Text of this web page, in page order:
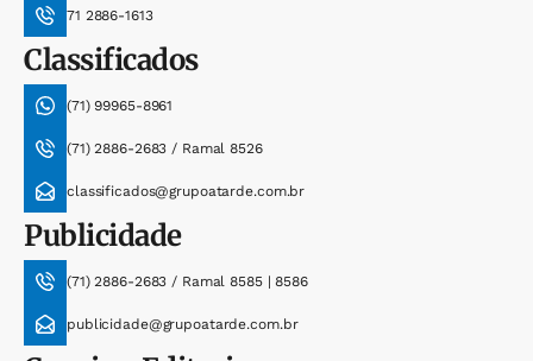
71 2886-1613
Classificados
(71) 99965-8961
(71) 2886-2683 / Ramal 8526
classificados@grupoatarde.com.br
Publicidade
(71) 2886-2683 / Ramal 8585 | 8586
publicidade@grupoatarde.com.br